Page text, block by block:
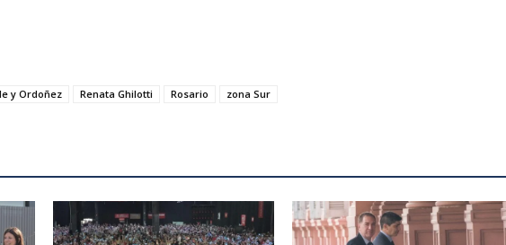
y Ordoñez Renata Ghilotti Rosario zona Sur